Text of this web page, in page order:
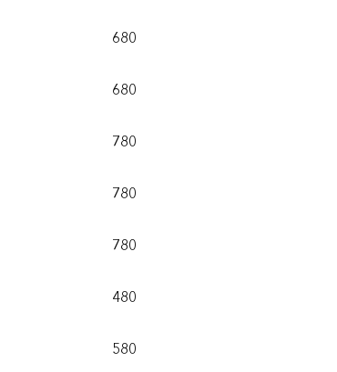
680
680
780
780
780
480
580